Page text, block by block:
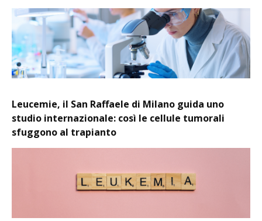
Leucemie, il San Raffaele di Milano guida uno
studio internazionale: così le cellule tumorali
sfuggono al trapianto